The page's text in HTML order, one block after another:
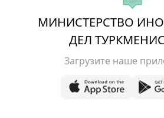
МИНИСТЕРСТВО
ДЕЛ
Загрузите наше